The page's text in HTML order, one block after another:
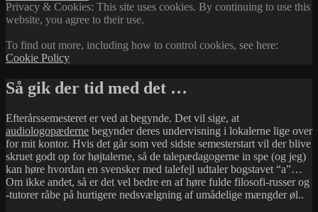
Privacy & Cookies: This site uses cookies. By continuing to use this
website, you agree to their use.
To find out more, including how to control cookies, see here:
Cookie Policy
Så gik der tid med det …
Efterårssemesteret er ved at begynde. Det vil sige, at
audiologopæderne begynder deres undervisning i lokalerne lige over
for mit kontor. Hvis det går som ved sidste semesterstart vil der blive
skruet godt op for højtalerne, så de talepædagogerne in spe (og jeg)
kan høre hvordan en svensker med talefejl udtaler bogstavet “a”…
Om ikke andet, så er det vel bedre en af høre fulde filosofi-russer og
-tutorer råbe på hurtigere nedsvælgning af umådelige mængder øl..